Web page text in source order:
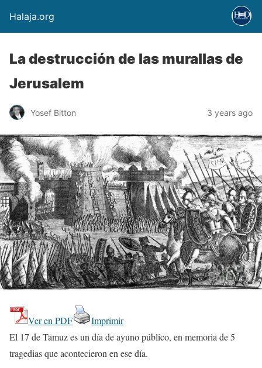
Halaja.org
La destrucción de las murallas de
Jerusalem
Yosef Bitton 3 years ago
Ver en PDF
Imprimir
El 17 de Tamuz es un día de ayuno público, en memoria de 5
tragedias que acontecieron en ese día.